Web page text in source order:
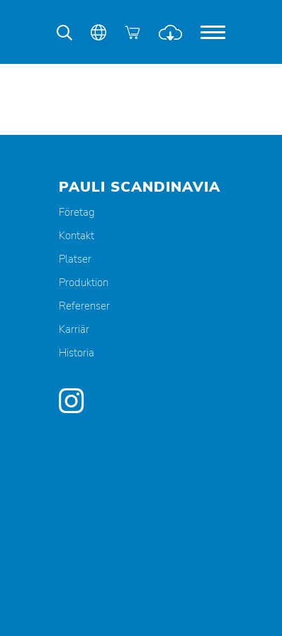
PAULI SCANDINAVIA
Företag
Kontakt
Platser
Produktion
Referenser
Karriär
Historia